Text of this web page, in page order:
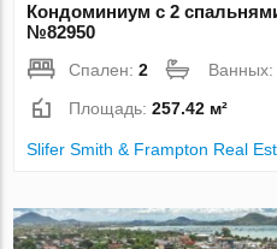
Кондоминиум с 2
№82950
Спален:2
Площадь:257.42 м²
Slifer Smith & Frampton Real